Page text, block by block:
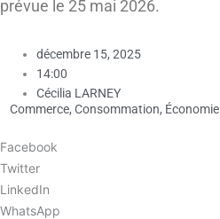
prévue le 25 mai 2026.
décembre 15, 2025
14:00
Cécilia LARNEY
Commerce, Consommation, Économie
Facebook
Twitter
LinkedIn
WhatsApp